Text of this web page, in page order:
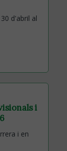
d'abril al
i
i en